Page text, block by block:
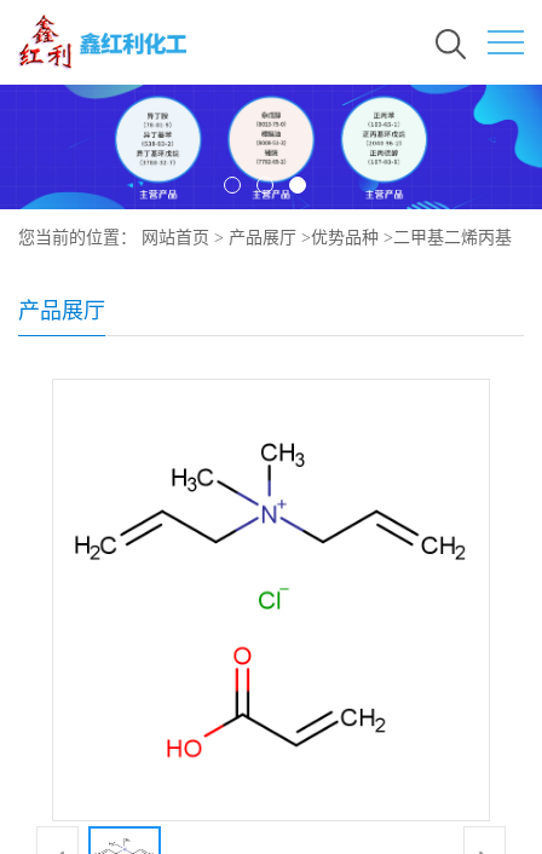
您当前的位置： 网站首页 > 产品展厅 >优势品种 >二甲基二烯丙基
产品展厅